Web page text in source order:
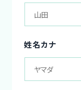
姓名カナ